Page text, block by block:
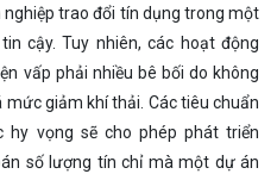
trao đổi tín dụng trong một
cậy. Tuy nhiên, các hoạt động
vấp phải nhiều bê bối do không
giảm khí thải. Các tiêu chuẩn
vọng sẽ cho phép phát triển
số lượng tín chỉ mà một dự án